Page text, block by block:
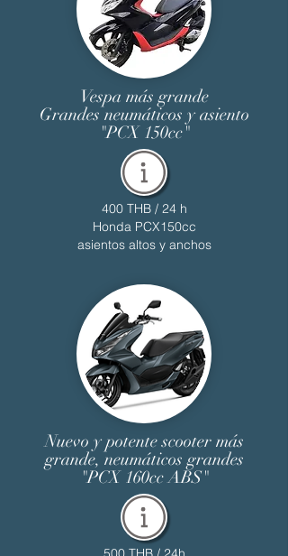
Vespa más grande
Grandes neumáticos y asiento
"PCX 150cc"
400 THB / 24 h
Honda PCX150cc
asientos altos y anchos
Nuevo y potente scooter más
grande, neumáticos grandes
"PCX 160cc ABS"